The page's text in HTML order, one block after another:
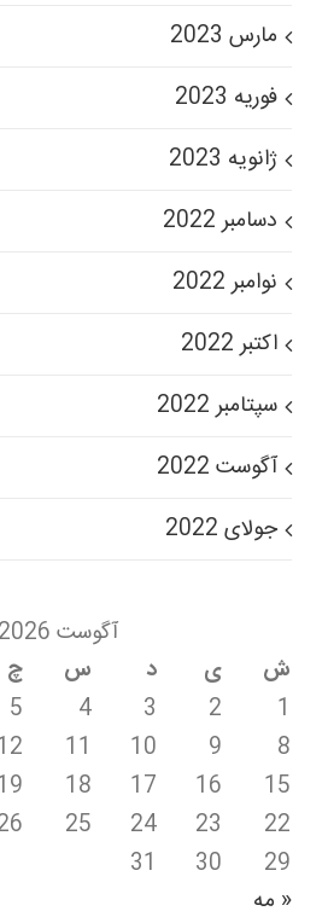
مارس 2023
فوریه 2023
ژانویه 2023
دسامبر 2022
نوامبر 2022
اکتبر 2022
سپتامبر 2022
آگوست 2022
جولای 2022
آگوست 2026
ش
ی د س چ
1
2
3
4
5
8
9
10
11
15
16
17
18
22
23
24
25
29
30
31
« مه